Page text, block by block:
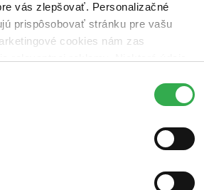
vás zlepšovať. Personalizačné
prispôsobovať stránku pre vašu
cookies nám zas
všetky tieto cookies. Ďakujeme!